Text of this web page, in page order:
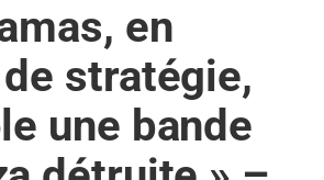
en
stratégie,
une bande